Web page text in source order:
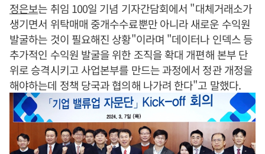
정은보는 취임 100일 기념 기자간담회에서 "대체거래소가
생기면서 위탁매매 중개수수료뿐만 아니라 새로운 수익원
발굴하는 것이 필요해진 상황"이라며 "데이터나 인덱스 등
추가적인 수익원 발굴을 위한 조직을 확대 개편해 본부 단
위로 승격시키고 사업본부를 만드는 과정에서 정관 개정을
해야하는데 정책 당국과 협의해 나가려 한다"고 말했다.